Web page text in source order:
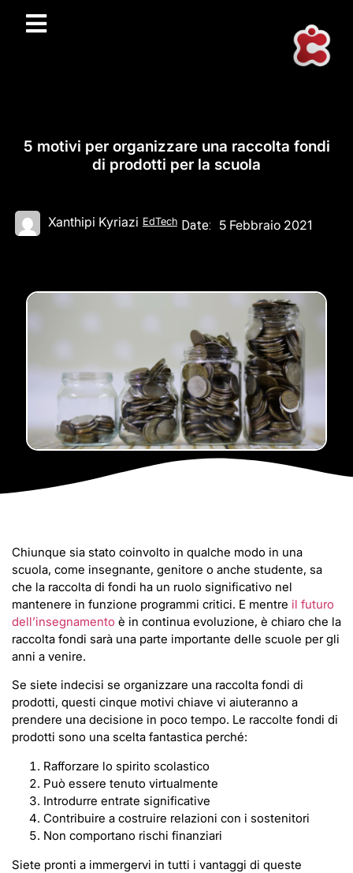
5 motivi per organizzare una raccolta fondi
di prodotti per la scuola
Xanthipi Kyriazi EdTech Date: 5 Febbraio 2021
Chiunque sia stato coinvolto in qualche modo in una
scuola, come insegnante, genitore o anche studente, sa
che la raccolta di fondi ha un ruolo significativo nel
mantenere in funzione programmi critici. E mentre il futuro
dell’insegnamento è in continua evoluzione, è chiaro che la
raccolta fondi sarà una parte importante delle scuole per gli
anni a venire.
Se siete indecisi se organizzare una raccolta fondi di
prodotti, questi cinque motivi chiave vi aiuteranno a
prendere una decisione in poco tempo. Le raccolte fondi di
prodotti sono una scelta fantastica perché:
Rafforzare lo spirito scolastico
Può essere tenuto virtualmente
Introdurre entrate significative
Contribuire a costruire relazioni con i sostenitori
Non comportano rischi finanziari
Siete pronti a immergervi in tutti i vantaggi di queste